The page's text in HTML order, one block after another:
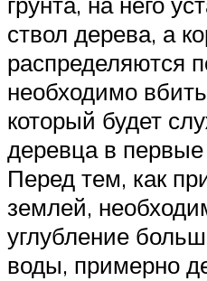
ствол дерева, а
распределяются
необходимо
который будет
деревца в
Перед тем, как
землей,
углубление
воды, примерно